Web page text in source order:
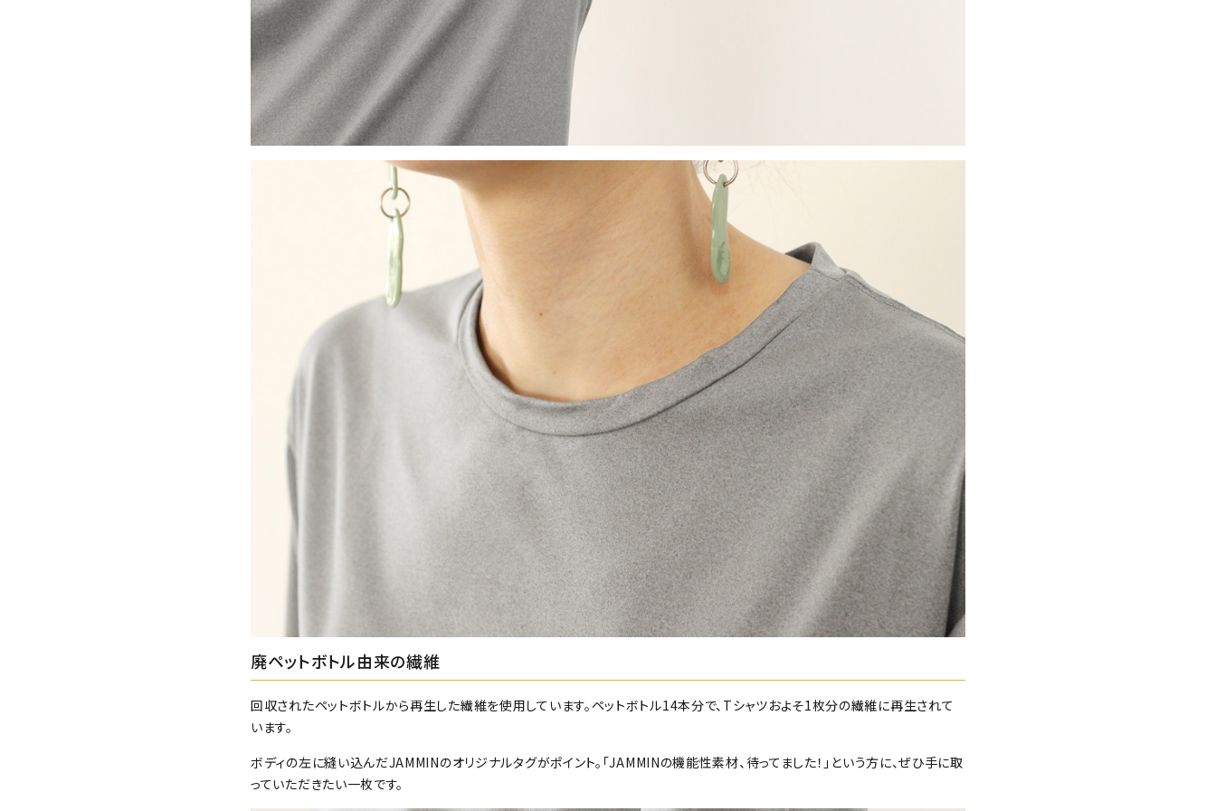
廃ペットボトル由来の繊維
回収されたペットボトルから再生した繊維を使用しています。ペットボトル14本分で、Tシャツおよそ1枚分の繊維に再生されて
います。
ボディの左に縫い込んだJAMMINのオリジナルタグがポイント。「JAMMINの機能性素材、待ってました！」という方に、ぜひ手に取
っていただきたい一枚です。